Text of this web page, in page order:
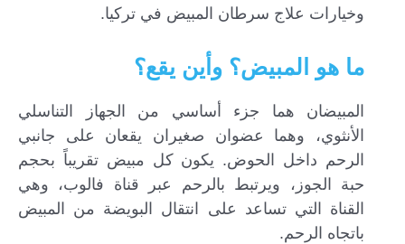
وخيارات علاج سرطان المبيض في تركيا.
ما هو المبيض؟ وأين يقع؟
المبيضان هما جزء أساسي من الجهاز التناسلي
الأنثوي، وهما عضوان صغيران يقعان على جانبي
الرحم داخل الحوض. يكون كل مبيض تقريباً بحجم
حبة الجوز، ويرتبط بالرحم عبر قناة فالوب، وهي
القناة التي تساعد على انتقال البويضة من المبيض
باتجاه الرحم.